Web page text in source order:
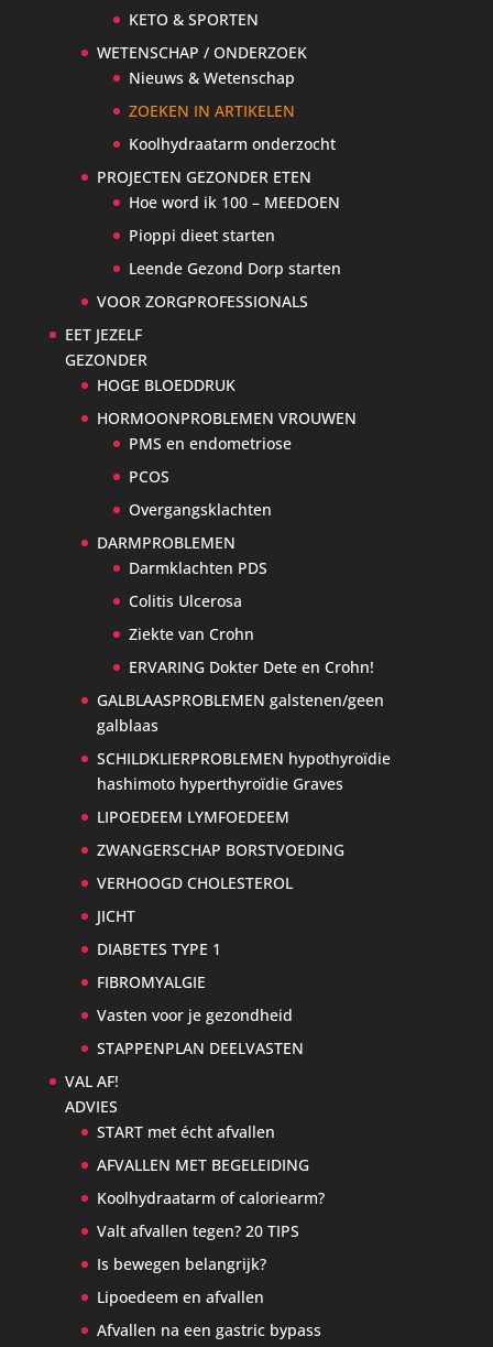
KETO & SPORTEN
WETENSCHAP / ONDERZOEK
Nieuws & Wetenschap
ZOEKEN IN ARTIKELEN
Koolhydraatarm onderzocht
PROJECTEN GEZONDER ETEN
Hoe word ik 100 – MEEDOEN
Pioppi dieet starten
Leende Gezond Dorp starten
VOOR ZORGPROFESSIONALS
EET JEZELF
GEZONDER
HOGE BLOEDDRUK
HORMOONPROBLEMEN VROUWEN
PMS en endometriose
PCOS
Overgangsklachten
DARMPROBLEMEN
Darmklachten PDS
Colitis Ulcerosa
Ziekte van Crohn
ERVARING Dokter Dete en Crohn!
GALBLAASPROBLEMEN galstenen/geen
galblaas
SCHILDKLIERPROBLEMEN hypothyroïdie
hashimoto hyperthyroïdie Graves
LIPOEDEEM LYMFOEDEEM
ZWANGERSCHAP BORSTVOEDING
VERHOOGD CHOLESTEROL
JICHT
DIABETES TYPE 1
FIBROMYALGIE
Vasten voor je gezondheid
STAPPENPLAN DEELVASTEN
VAL AF!
ADVIES
START met écht afvallen
AFVALLEN MET BEGELEIDING
Koolhydraatarm of caloriearm?
Valt afvallen tegen? 20 TIPS
Is bewegen belangrijk?
Lipoedeem en afvallen
Afvallen na een gastric bypass